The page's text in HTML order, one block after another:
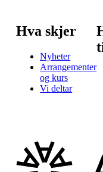
Hva skjer
Nyheter
Arrangementer
og kurs
Vi deltar